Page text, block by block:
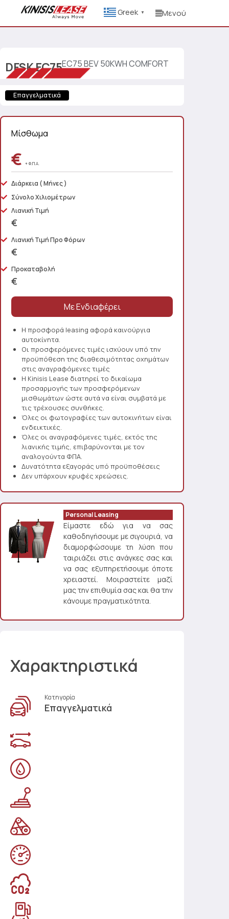
Greek ▼ Μενού
DFSKEC75EC75 BEV 50KWH COMFORT
Επαγγελματικά
Μίσθωμα
€ + Φ.Π.Α.
Διάρκεια ( Μήνες )
Σύνολο Χιλιομέτρων
Λιανική Τιμή
€
Λιανική Τιμή Προ Φόρων
€
Προκαταβολή
€
Η προσφορά leasing αφορά καινούργια
αυτοκίνητα.
Οι προσφερόμενες τιμές ισχύουν υπό την
προϋπόθεση της διαθεσιμότητας οχημάτων
στις αναγραφόμενες τιμές
Η Kinisis Lease διατηρεί το δικαίωμα
προσαρμογής των προσφερόμενων
μισθωμάτων ώστε αυτά να είναι συμβατά με
τις τρέχουσες συνθήκες.
Όλες οι φωτογραφίες των αυτοκινήτων είναι
ενδεικτικές.
Όλες οι αναγραφόμενες τιμές, εκτός της
λιανικής τιμής, επιβαρύνονται με τον
αναλογούντα ΦΠΑ.
Δυνατότητα εξαγοράς υπό προϋποθέσεις
Δεν υπάρχουν κρυφές χρεώσεις.
Personal Leasing
Είμαστε εδώ για να σας
καθοδηγήσουμε με σιγουριά, να
διαμορφώσουμε τη λύση που
ταιριάζει στις ανάγκες σας και
να σας εξυπηρετήσουμε όποτε
χρειαστεί. Μοιραστείτε μαζί
μας την επιθυμία σας και θα την
κάνουμε πραγματικότητα.
Χαρακτηριστικά
Κατηγορία
Επαγγελματικά